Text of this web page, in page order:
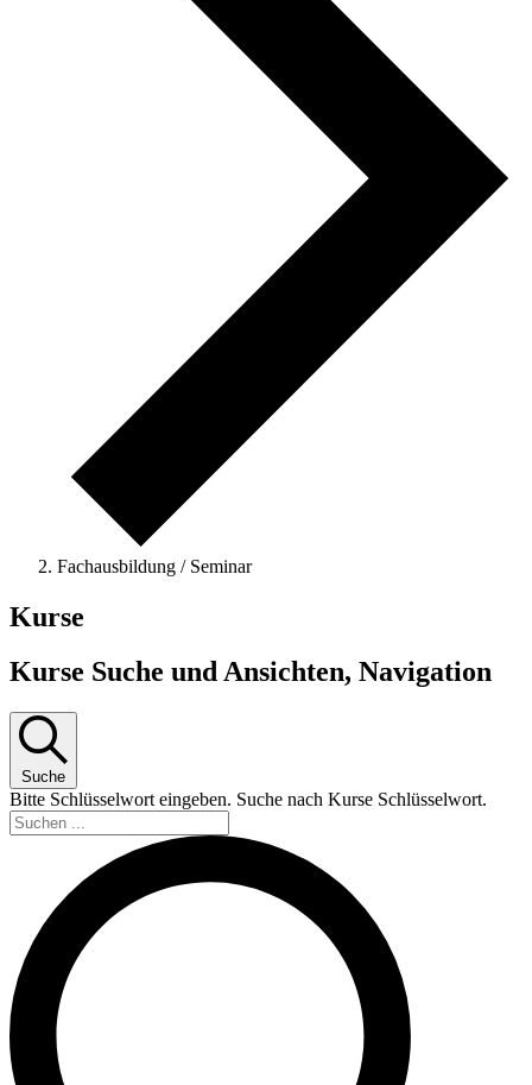
Fachausbildung / Seminar
Kurse
Kurse Suche und Ansichten, Navigation
Suche
Bitte Schlüsselwort eingeben. Suche nach Kurse Schlüsselwort.